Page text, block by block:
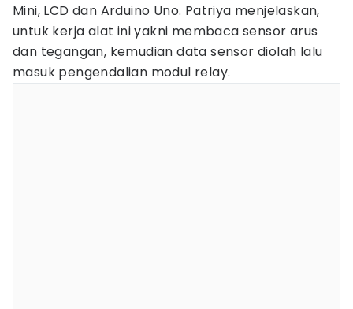
Mini, LCD dan Arduino Uno. Patriya menjelaskan,
untuk kerja alat ini yakni membaca sensor arus
dan tegangan, kemudian data sensor diolah lalu
masuk pengendalian modul relay.